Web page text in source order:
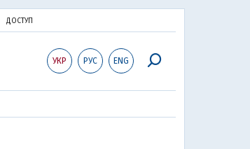
ДОСТУП
УКР РУС ENG